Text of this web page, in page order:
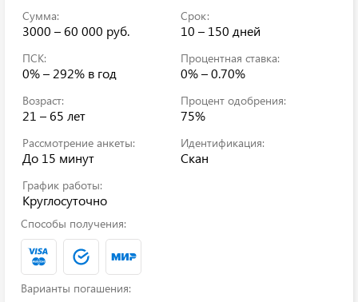
Сумма:
3000 – 60 000 руб.
Срок:
10 – 150 дней
ПСК:
0% – 292% в год
Процентная ставка:
0% – 0.70%
Возраст:
21 – 65 лет
Процент одобрения:
75%
Рассмотрение анкеты:
До 15 минут
Идентификация:
Скан
График работы:
Круглосуточно
Способы получения:
Варианты погашения: